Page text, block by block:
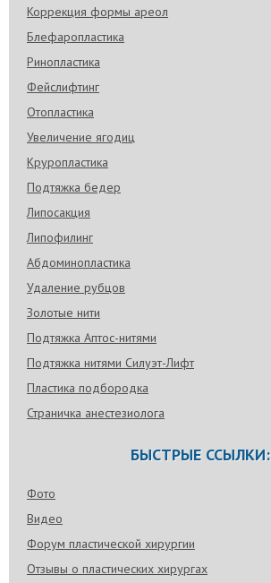
Коррекция формы ареол
Блефаропластика
Ринопластика
Фейслифтинг
Отопластика
Увеличение ягодиц
Круропластика
Подтяжка бедер
Липосакция
Липофилинг
Абдоминопластика
Удаление рубцов
Золотые нити
Подтяжка Аптос-нитями
Подтяжка нитями Силуэт-Лифт
Пластика подбородка
Страничка анестезиолога
БЫСТРЫЕ ССЫЛКИ:
Фото
Видео
Форум пластической хирургии
Отзывы о пластических хирургах